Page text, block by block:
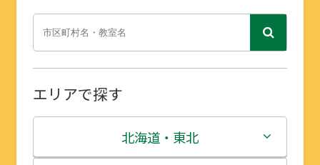
エリアで探す
北海道・東北